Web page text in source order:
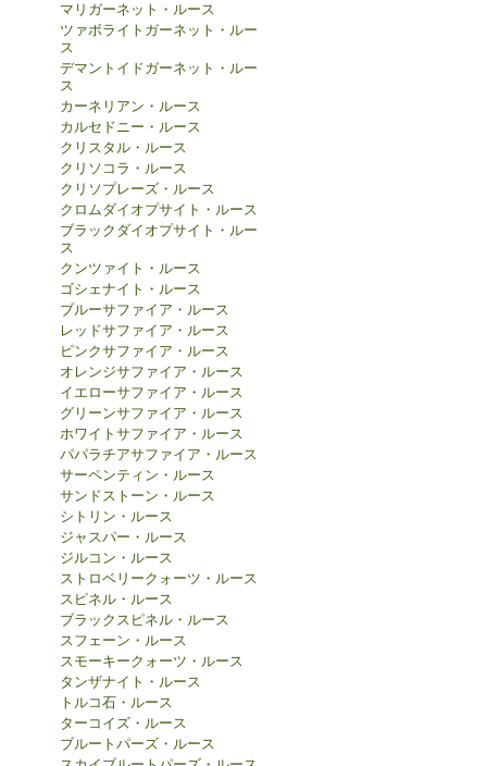
マリガーネット・ルース
ツァボライトガーネット・ルー
ス
デマントイドガーネット・ルー
ス
カーネリアン・ルース
カルセドニー・ルース
クリスタル・ルース
クリソコラ・ルース
クリソプレーズ・ルース
クロムダイオプサイト・ルース
ブラックダイオプサイト・ルー
ス
クンツァイト・ルース
ゴシェナイト・ルース
ブルーサファイア・ルース
レッドサファイア・ルース
ピンクサファイア・ルース
オレンジサファイア・ルース
イエローサファイア・ルース
グリーンサファイア・ルース
ホワイトサファイア・ルース
パパラチアサファイア・ルース
サーペンティン・ルース
サンドストーン・ルース
シトリン・ルース
ジャスパー・ルース
ジルコン・ルース
ストロベリークォーツ・ルース
スピネル・ルース
ブラックスピネル・ルース
スフェーン・ルース
スモーキークォーツ・ルース
タンザナイト・ルース
トルコ石・ルース
ターコイズ・ルース
ブルートパーズ・ルース